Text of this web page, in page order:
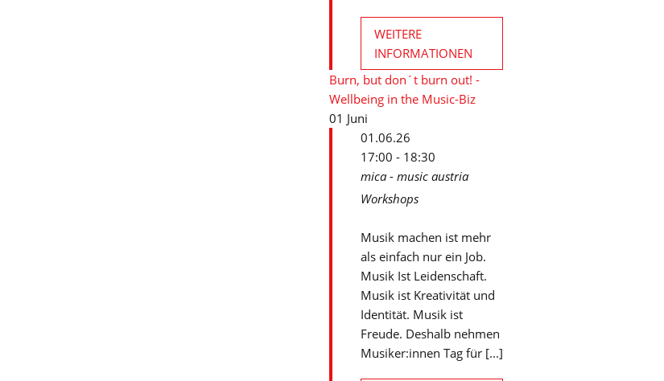
WEITERE
INFORMATIONEN
Burn, but don´t burn out! -
Wellbeing in the Music-Biz
01 Juni
01.06.26
17:00 - 18:30
mica - music austria
Workshops
Musik machen ist mehr
als einfach nur ein Job.
Musik Ist Leidenschaft.
Musik ist Kreativität und
Identität. Musik ist
Freude. Deshalb nehmen
Musiker:innen Tag für [...]